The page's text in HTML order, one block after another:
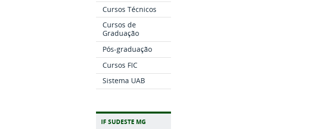
Cursos Técnicos
Cursos de
Graduação
Pós-graduação
Cursos FIC
Sistema UAB
IF SUDESTE MG